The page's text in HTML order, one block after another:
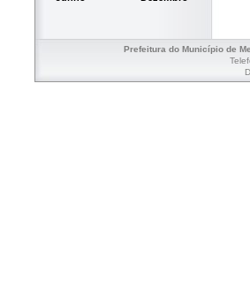
Prefeitura do Município de